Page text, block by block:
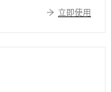
立即使用